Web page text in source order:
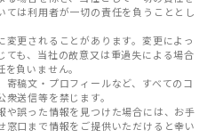
ては利用者が一切の責任を負うこととし
更されることがあります。変更によっ
ても、当社の故意又は重過失による場合
負いません。
稿文・プロフィールなど、すべてのコ
送信等を禁じます。
や誤った情報を見つけた場合には、お手
窓口まで情報をご提供いただけると幸い